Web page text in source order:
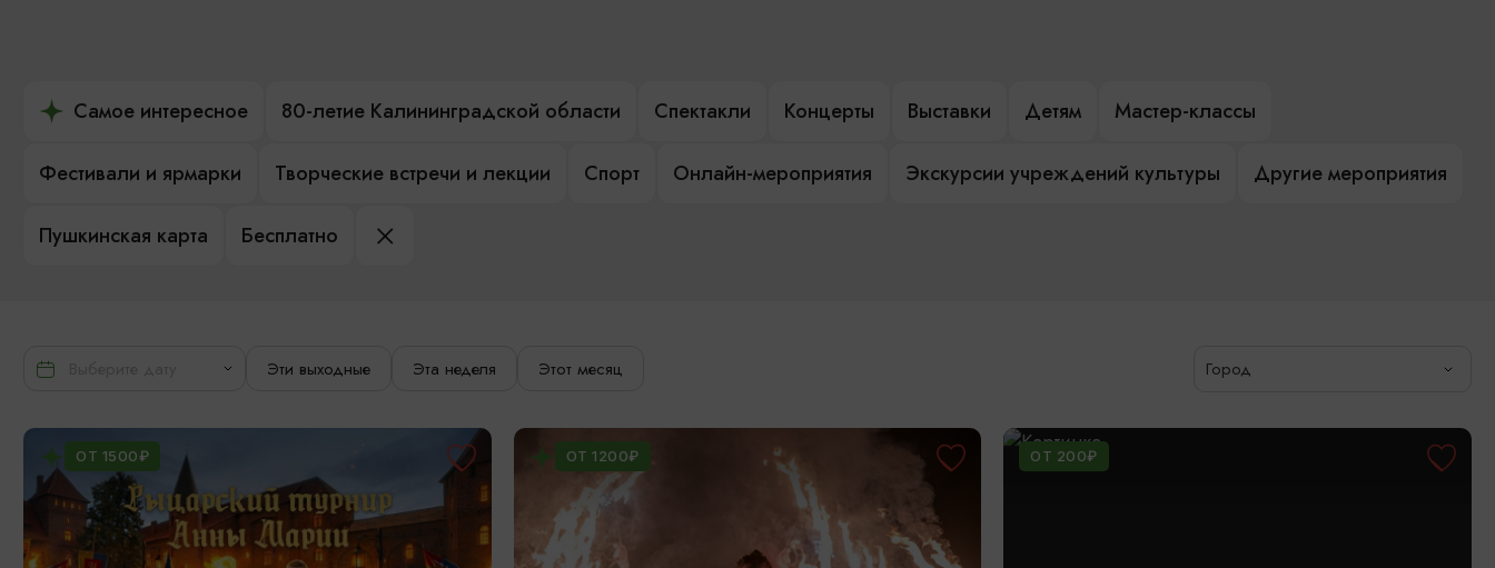
Самое интересное 80-летие Калининградской области Спектакли Концерты Выставки Детям Мастер-классы
Фестивали и ярмарки Творческие встречи и лекции Спорт Онлайн-мероприятия Экскурсии учреждений культуры Другие мероприятия
Пушкинская карта Бесплатно
Эти выходные Эта неделя Этот месяц Город
ОТ 1500₽ ОТ 1200₽ ОТ 200₽